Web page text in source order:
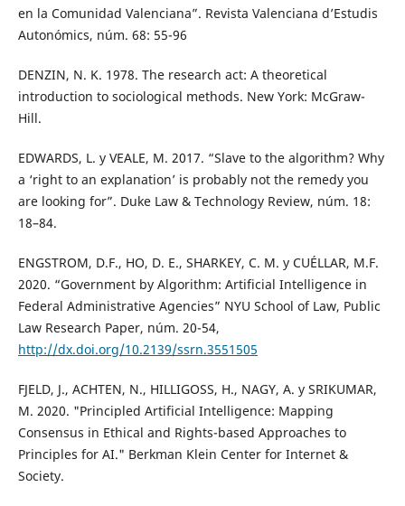
en la Comunidad Valenciana”. Revista Valenciana d’Estudis
Autonómics, núm. 68: 55-96
DENZIN, N. K. 1978. The research act: A theoretical
introduction to sociological methods. New York: McGraw-
Hill.
EDWARDS, L. y VEALE, M. 2017. “Slave to the algorithm? Why
a ‘right to an explanation’ is probably not the remedy you
are looking for”. Duke Law & Technology Review, núm. 18:
18–84.
ENGSTROM, D.F., HO, D. E., SHARKEY, C. M. y CUÉLLAR, M.F.
2020. “Government by Algorithm: Artificial Intelligence in
Federal Administrative Agencies” NYU School of Law, Public
Law Research Paper, núm. 20-54,
http://dx.doi.org/10.2139/ssrn.3551505
FJELD, J., ACHTEN, N., HILLIGOSS, H., NAGY, A. y SRIKUMAR,
M. 2020. "Principled Artificial Intelligence: Mapping
Consensus in Ethical and Rights-based Approaches to
Principles for AI." Berkman Klein Center for Internet &
Society.